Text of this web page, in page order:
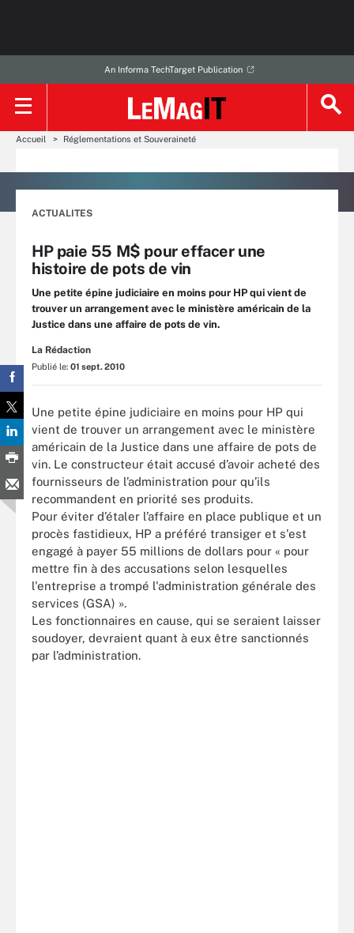
An Informa TechTarget Publication
Accueil Réglementations et Souveraineté
ACTUALITES
HP paie 55 M$ pour effacer une
histoire de pots de vin
Une petite épine judiciaire en moins pour HP qui vient de
trouver un arrangement avec le ministère américain de la
Justice dans une affaire de pots de vin.
La Rédaction
Publié le: 01 sept. 2010
Une petite épine judiciaire en moins pour HP qui
vient de trouver un arrangement avec le ministère
américain de la Justice dans une affaire de pots de
vin. Le constructeur était accusé d’avoir acheté des
fournisseurs de l’administration pour qu’ils
recommandent en priorité ses produits.
Pour éviter d’étaler l’affaire en place publique et un
procès fastidieux, HP a préféré transiger et s'est
engagé à payer 55 millions de dollars pour « pour
mettre fin à des accusations selon lesquelles
l'entreprise a trompé l'administration générale des
services (GSA) ».
Les fonctionnaires en cause, qui se seraient laisser
soudoyer, devraient quant à eux être sanctionnés
par l’administration.